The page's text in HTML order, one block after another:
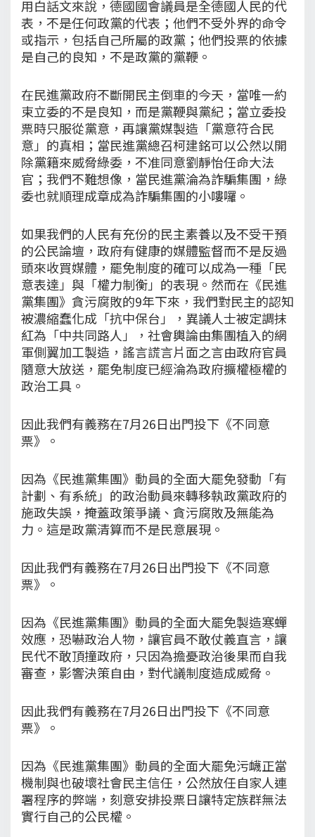
用白話文來說，德國國會議員是全德國人民的代
表，不是任何政黨的代表；他們不受外界的命令
或指示，包括自己所屬的政黨；他們投票的依據
是自己的良知，不是政黨的黨鞭。
在民進黨政府不斷開民主倒車的今天，當唯一約
束立委的不是良知，而是黨鞭與黨紀；當立委投
票時只服從黨意，再讓黨媒製造「黨意符合民
意」的真相；當民進黨總召柯建銘可以公然以開
除黨籍來威脅綠委，不准同意劉靜怡任命大法
官；我們不難想像，當民進黨淪為詐騙集團，綠
委也就順理成章成為詐騙集團的小嘍囉。
如果我們的人民有充份的民主素養以及不受干預
的公民論壇，政府有健康的媒體監督而不是反過
頭來收買媒體，罷免制度的確可以成為一種「民
意表達」與「權力制衡」的表現。然而在《民進
黨集團》貪污腐敗的9年下來，我們對民主的認知
被濃縮蠢化成「抗中保台」，異議人士被定調抹
紅為「中共同路人」，社會輿論由集團植入的網
軍側翼加工製造，謠言謊言片面之言由政府官員
隨意大放送，罷免制度已經淪為政府擴權極權的
政治工具。
因此我們有義務在7月26日出門投下《不同意
票》。
因為《民進黨集團》動員的全面大罷免發動「有
計劃、有系統」的政治動員來轉移執政黨政府的
施政失誤，掩蓋政策爭議、貪污腐敗及無能為
力。這是政黨清算而不是民意展現。
因此我們有義務在7月26日出門投下《不同意
票》。
因為《民進黨集團》動員的全面大罷免製造寒蟬
效應，恐嚇政治人物，讓官員不敢仗義直言，讓
民代不敢頂撞政府，只因為擔憂政治後果而自我
審查，影響決策自由，對代議制度造成威脅。
因此我們有義務在7月26日出門投下《不同意
票》。
因為《民進黨集團》動員的全面大罷免污衊正當
機制與也破壞社會民主信任，公然放任自家人連
署程序的弊端，刻意安排投票日讓特定族群無法
實行自己的公民權。